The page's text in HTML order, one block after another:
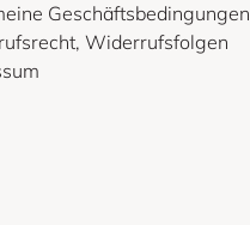
Geschäftsbedingungen
Widerrufsfolgen